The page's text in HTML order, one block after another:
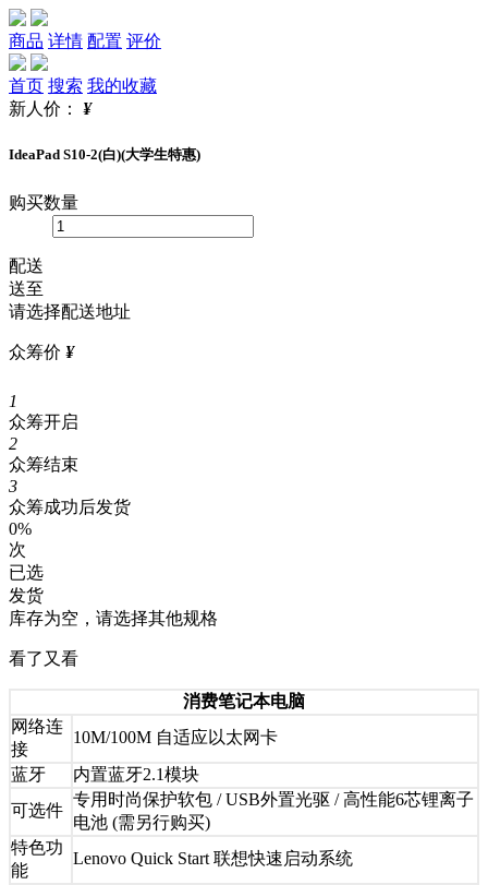
商品 详情 配置 评价
首页 搜索 我的收藏
新人价：
¥
IdeaPad S10-2(白)(大学生特惠)
购买数量
配送
送至
请选择配送地址
众筹价 ¥
1
众筹开启
2
众筹结束
3
众筹成功后发货
0%
次
已选
发货
库存为空，请选择其他规格
看了又看
消费笔记本电脑
网络连
接
10M/100M 自适应以太网卡
蓝牙
内置蓝牙2.1模块
可选件
专用时尚保护软包 / USB外置光驱 / 高性能6芯锂离子
电池 (需另行购买)
特色功
能
Lenovo Quick Start 联想快速启动系统